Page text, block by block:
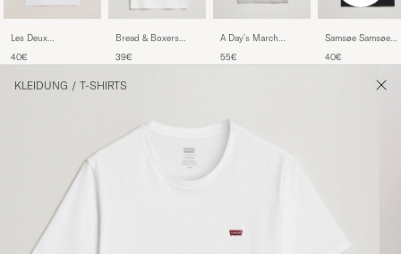
Les Deux
T-Shirt White
40€
Bread & Boxers
T-Shirt White
39€
A Day's March
Grey Melange
55€
Samsøe Samsøe
Tee Black
40€
KLEIDUNG / T-SHIRTS